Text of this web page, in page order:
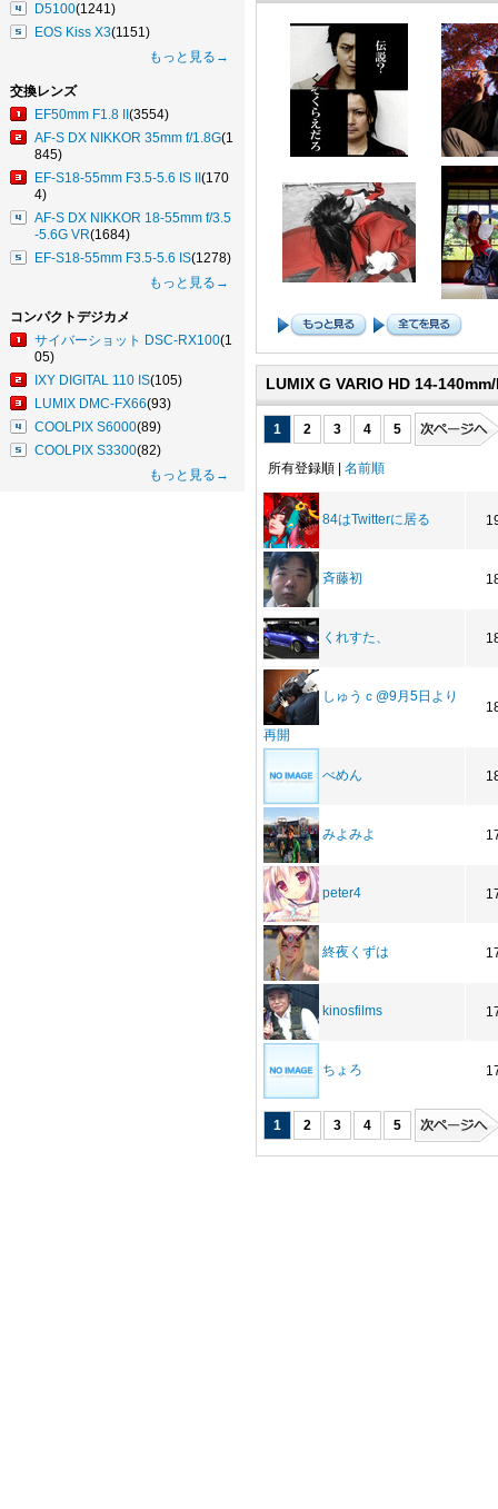
D5100(1241)
EOS Kiss X3(1151)
もっと見る→
交換レンズ
EF50mm F1.8 II (3554)
AF-S DX NIKKOR 35mm f/1.8G(1
845)
EF-S18-55mm F3.5-5.6 IS II (170
4)
AF-S DX NIKKOR 18-55mm f/3.5
-5.6G VR(1684)
EF-S18-55mm F3.5-5.6 IS(1278)
もっと見る→
コンパクトデジカメ
サイバーショット DSC-RX100(1
05)
IXY DIGITAL 110 IS(105)
LUMIX DMC-FX66(93)
COOLPIX S6000(89)
COOLPIX S3300(82)
もっと見る→
LUMIX G VARIO HD 14-
1 2 3 4 5
所有登録順 | 名前順
84はTwitterに居る
斉藤初
くれすた、
しゅうｃ@9月5日より
再開
べめん
みよみよ
peter4
終夜くずは
kinosfilms
ちょろ
1 2 3 4 5